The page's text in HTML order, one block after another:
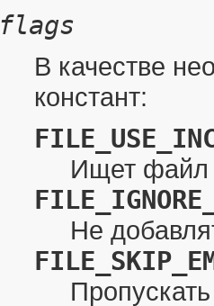
flags
В качестве
констант:
Ищет
Не